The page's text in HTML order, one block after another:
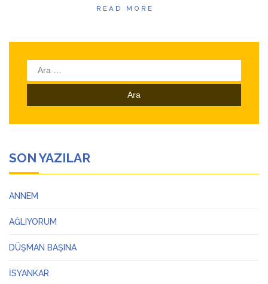
READ MORE
Arama:
SON YAZILAR
ANNEM
AĞLIYORUM
DÜŞMAN BAŞINA
İSYANKAR